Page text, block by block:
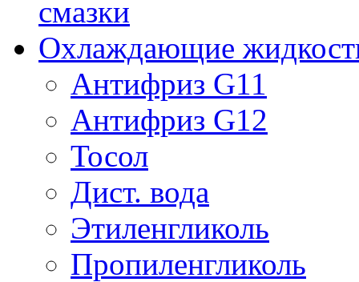
смазки
Охлаждающие
Антифриз G11
Антифриз G12
Тосол
Дист. вода
Этиленгликоль
Пропиленгликоль